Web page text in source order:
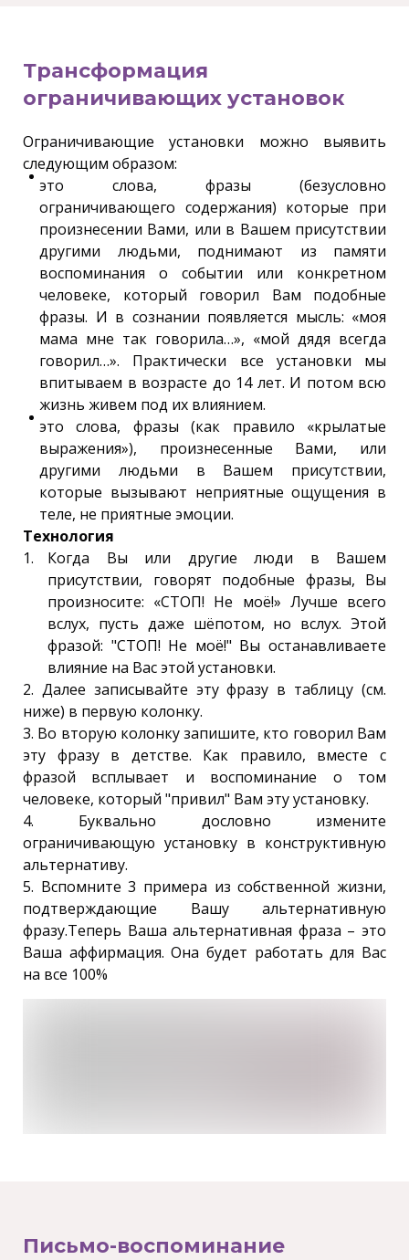
Трансформация
ограничивающих установок
Ограничивающие установки можно выявить
следующим образом:
это слова, фразы (безусловно
ограничивающего содержания) которые при
произнесении Вами, или в Вашем присутствии
другими людьми, поднимают из памяти
воспоминания о событии или конкретном
человеке, который говорил Вам подобные
фразы. И в сознании появляется мысль: «моя
мама мне так говорила…», «мой дядя всегда
говорил…». Практически все установки мы
впитываем в возрасте до 14 лет. И потом всю
жизнь живем под их влиянием.
это слова, фразы (как правило «крылатые
выражения»), произнесенные Вами, или
другими людьми в Вашем присутствии,
которые вызывают неприятные ощущения в
теле, не приятные эмоции.
Технология
Когда Вы или другие люди в Вашем
присутствии, говорят подобные фразы, Вы
произносите: «СТОП! Не моё!» Лучше всего
вслух, пусть даже шёпотом, но вслух. Этой
фразой: "СТОП! Не моё!" Вы останавливаете
влияние на Вас этой установки.
2. Далее записывайте эту фразу в таблицу (см.
ниже) в первую колонку.
3. Во вторую колонку запишите, кто говорил Вам
эту фразу в детстве. Как правило, вместе с
фразой всплывает и воспоминание о том
человеке, который "привил" Вам эту установку.
4. Буквально дословно измените
ограничивающую установку в конструктивную
альтернативу.
5. Вспомните 3 примера из собственной жизни,
подтверждающие Вашу альтернативную
фразу.Теперь Ваша альтернативная фраза – это
Ваша аффирмация. Она будет работать для Вас
на все 100%
Письмо-воспоминание